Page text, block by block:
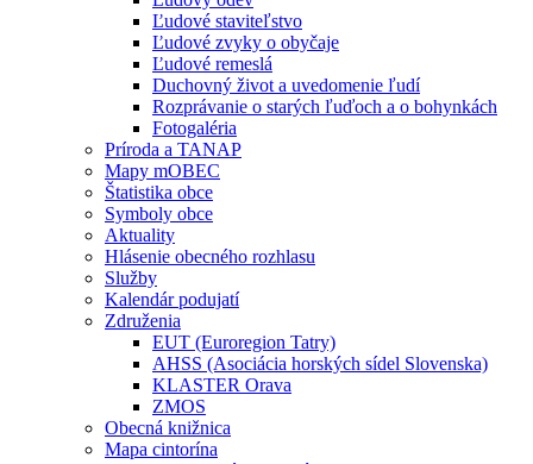
Ľudové staviteľstvo
Ľudové zvyky o obyčaje
Ľudové remeslá
Duchovný život a uvedomenie ľudí
Rozprávanie o starých ľuďoch a o bohynkách
Fotogaléria
Príroda a TANAP
Mapy mOBEC
Štatistika obce
Symboly obce
Aktuality
Hlásenie obecného rozhlasu
Služby
Kalendár podujatí
Združenia
EUT (Euroregion Tatry)
AHSS (Asociácia horských sídel Slovenska)
KLASTER Orava
ZMOS
Obecná knižnica
Mapa cintorína